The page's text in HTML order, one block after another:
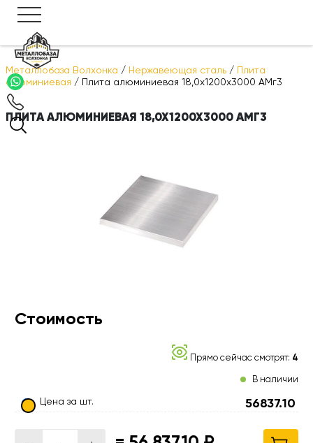
Металлобаза Волхонка / Нержавеющая сталь /
Плита
алюминиевая / Плита алюминиевая 18,0х1200х3000 АМг3
ПЛИТА АЛЮМИНИЕВАЯ 18,0Х1200Х3000 АМГ3
Стоимость
Прямо сейчас смотрят: 4
В наличии
Цена за шт. 56837.10